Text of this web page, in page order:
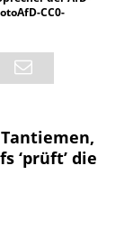
CC0-
‘prüft’ die